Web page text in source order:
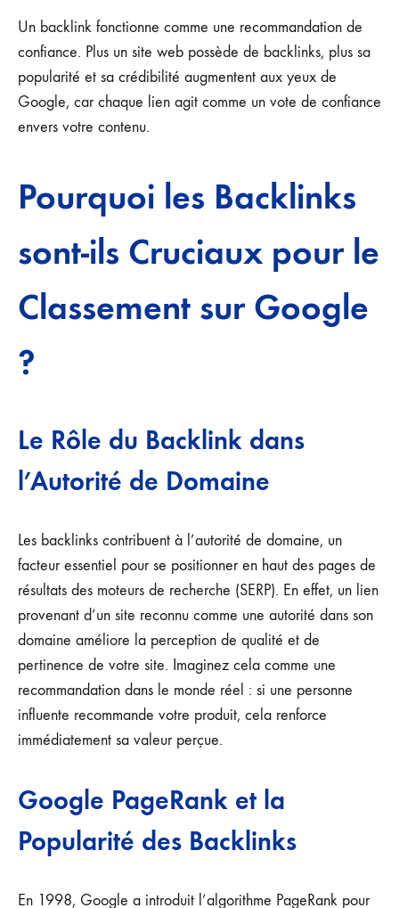
Un backlink fonctionne comme une recommandation de
confiance. Plus un site web possède de backlinks, plus sa
popularité et sa crédibilité augmentent aux yeux de
Google, car chaque lien agit comme un vote de confiance
envers votre contenu.
Pourquoi les Backlinks
sont-ils Cruciaux pour le
Classement sur Google
?
Le Rôle du Backlink dans
l’Autorité de Domaine
Les backlinks contribuent à l’autorité de domaine, un
facteur essentiel pour se positionner en haut des pages de
résultats des moteurs de recherche (SERP). En effet, un lien
provenant d’un site reconnu comme une autorité dans son
domaine améliore la perception de qualité et de
pertinence de votre site. Imaginez cela comme une
recommandation dans le monde réel : si une personne
influente recommande votre produit, cela renforce
immédiatement sa valeur perçue.
Google PageRank et la
Popularité des Backlinks
En 1998, Google a introduit l’algorithme PageRank pour